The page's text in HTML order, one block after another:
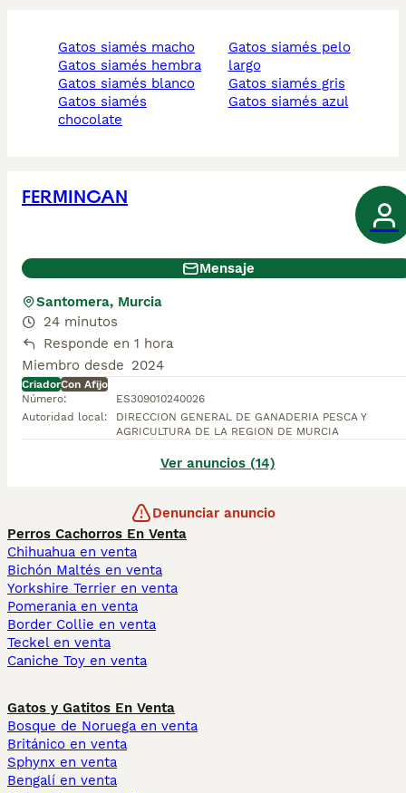
gatos siamés macho
gatos siamés hembra
gatos siamés blanco
gatos siamés
chocolate
gatos siamés pelo
largo
gatos siamés gris
gatos siamés azul
FERMINCAN
Mensaje
Santomera, Murcia
24 minutos
Responde en 1 hora
Miembro desde 2024
CriadorCon Afijo
Número:
ES309010240026
Autoridad local:
DIRECCION GENERAL DE GANADERIA PESCA Y
AGRICULTURA DE LA REGION DE MURCIA
Ver anuncios (14)
Denunciar anuncio
Perros Cachorros En Venta
Chihuahua en venta
Bichón Maltés en venta
Yorkshire Terrier en venta
Pomerania en venta
Border Collie en venta
Teckel en venta
Caniche Toy en venta
Gatos y Gatitos En Venta
Bosque de Noruega en venta
Británico en venta
Sphynx en venta
Bengalí en venta